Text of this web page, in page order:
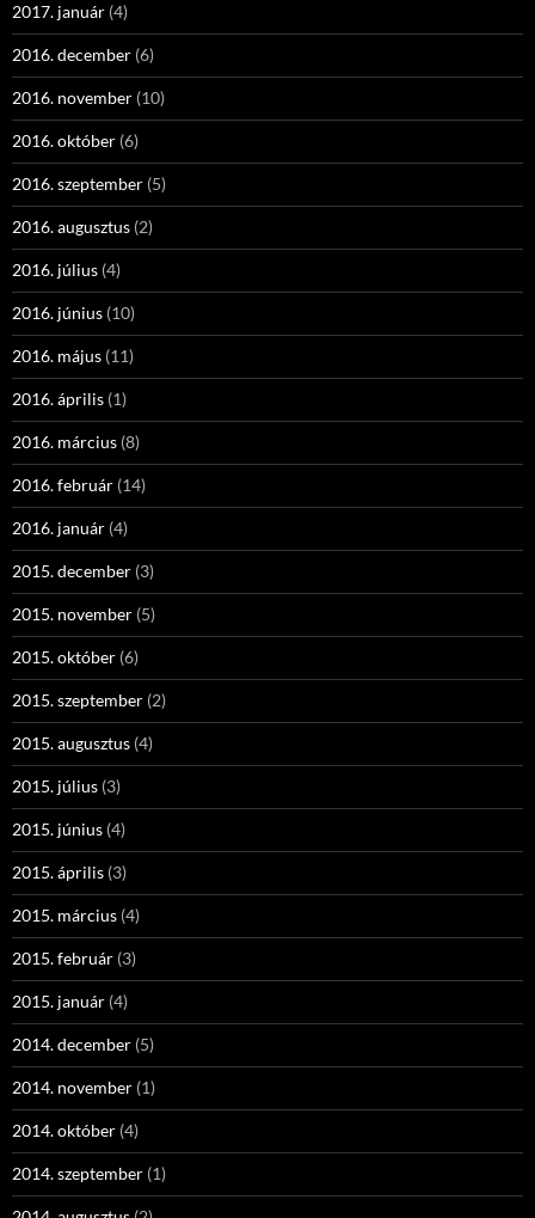
2017. január (4)
2016. december (6)
2016. november (10)
2016. október (6)
2016. szeptember (5)
2016. augusztus (2)
2016. július (4)
2016. június (10)
2016. május (11)
2016. április (1)
2016. március (8)
2016. február (14)
2016. január (4)
2015. december (3)
2015. november (5)
2015. október (6)
2015. szeptember (2)
2015. augusztus (4)
2015. július (3)
2015. június (4)
2015. április (3)
2015. március (4)
2015. február (3)
2015. január (4)
2014. december (5)
2014. november (1)
2014. október (4)
2014. szeptember (1)